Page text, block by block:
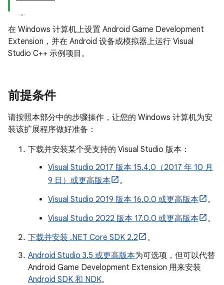
在 Windows 计算机上设置 Android Game Development
Extension，并在 Android 设备或模拟器上运行 Visual
Studio C++ 示例项目。
前提条件
请按照本部分中的步骤操作，让您的 Windows 计算机为安
装该扩展程序做好准备：
下载并安装某个受支持的 Visual Studio 版本：
Visual Studio 2017 版本 15.4.0（2017 年 10 月
9 日）或更高版本
。
Visual Studio 2019 版本 16.0.0 或更高版本
。
Visual Studio 2022 版本 17.0.0 或更高版本
。
下载并安装 .NET Core SDK 2.2
。
Android Studio 3.5 或更高版本为可选项，但可以代替
Android Game Development Extension 用来安装
Android SDK 和 NDK。